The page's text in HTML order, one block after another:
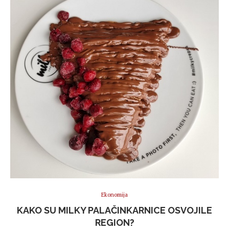
Ekonomija
KAKO SU MILKY PALAČINKARNICE OSVOJILE
REGION?